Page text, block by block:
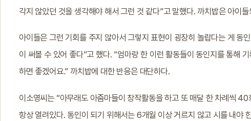
각지 않았던 것을 생각해야 해서 그런 것 같다”고 말했다. 까치밥은 아이
아이들은 그런 기회를 주지 않아서 그렇지 표현이 굉장히 놀랍다는 게 동
이 써볼 수 있어 좋다”고 했다. “엄마랑 한 이런 활동들이 동인지를 통해
하면 좋겠어요.” 까치밥에 대한 반응은 대단하다.
이소영씨는 “아무래도 아줌마들이 창작활동을 하고 또 매달 한 차례씩
항상 열려있다. 동인이 되기 위해서는 6개월 이상 거르지 않고 시를 내야